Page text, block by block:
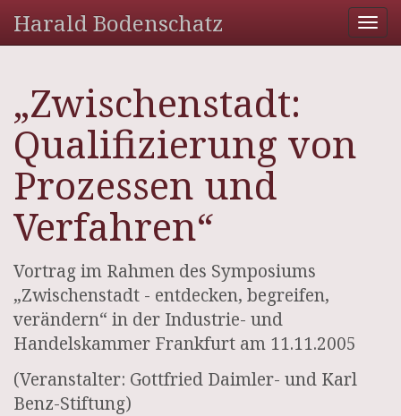
Harald Bodenschatz
„Zwischenstadt:
Qualifizierung von
Prozessen und
Verfahren“
Vortrag im Rahmen des Symposiums
„Zwischenstadt - entdecken, begreifen,
verändern“ in der Industrie- und
Handelskammer Frankfurt am 11.11.2005
(Veranstalter: Gottfried Daimler- und Karl
Benz-Stiftung)